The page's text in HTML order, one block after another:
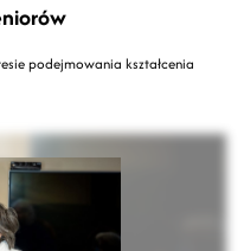
podejmowania kształcenia